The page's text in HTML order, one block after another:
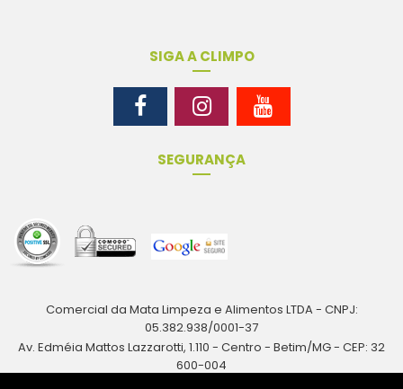
SIGA A CLIMPO
SEGURANÇA
Comercial da Mata Limpeza e Alimentos LTDA - CNPJ:
05.382.938/0001-37
Av. Edméia Mattos Lazzarotti, 1.110 - Centro - Betim/MG - CEP: 32
600-004